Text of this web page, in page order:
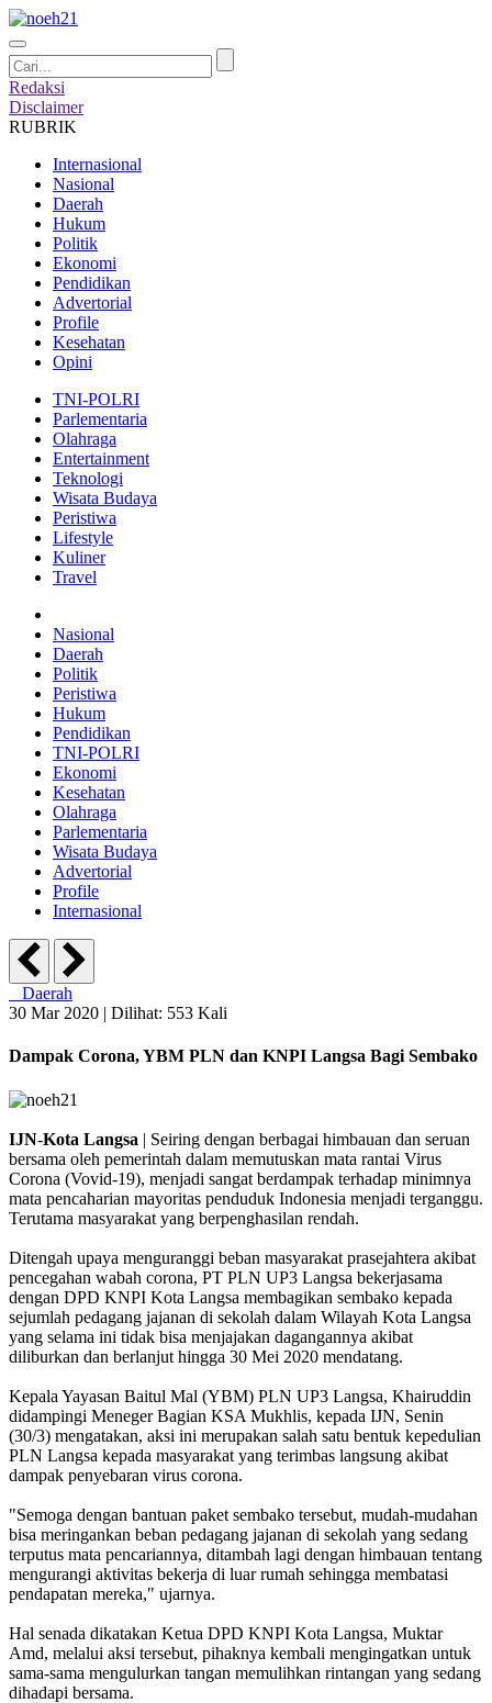
Redaksi
Disclaimer
RUBRIK
Internasional
Nasional
Daerah
Hukum
Politik
Ekonomi
Pendidikan
Advertorial
Profile
Kesehatan
Opini
TNI-POLRI
Parlementaria
Olahraga
Entertainment
Teknologi
Wisata Budaya
Peristiwa
Lifestyle
Kuliner
Travel
Nasional
Daerah
Politik
Peristiwa
Hukum
Pendidikan
TNI-POLRI
Ekonomi
Kesehatan
Olahraga
Parlementaria
Wisata Budaya
Advertorial
Profile
Internasional
Daerah
30 Mar 2020 | Dilihat: 553 Kali
Dampak Corona, YBM PLN dan KNPI Langsa Bagi Sembako
IJN-Kota Langsa | Seiring dengan berbagai himbauan dan seruan
bersama oleh pemerintah dalam memutuskan mata rantai Virus
Corona (Vovid-19), menjadi sangat berdampak terhadap minimnya
mata pencaharian mayoritas penduduk Indonesia menjadi terganggu.
Terutama masyarakat yang berpenghasilan rendah.
Ditengah upaya menguranggi beban masyarakat prasejahtera akibat
pencegahan wabah corona, PT PLN UP3 Langsa bekerjasama
dengan DPD KNPI Kota Langsa membagikan sembako kepada
sejumlah pedagang jajanan di sekolah dalam Wilayah Kota Langsa
yang selama ini tidak bisa menjajakan dagangannya akibat
diliburkan dan berlanjut hingga 30 Mei 2020 mendatang.
Kepala Yayasan Baitul Mal (YBM) PLN UP3 Langsa, Khairuddin
didampingi Meneger Bagian KSA Mukhlis, kepada IJN, Senin
(30/3) mengatakan, aksi ini merupakan salah satu bentuk kepedulian
PLN Langsa kepada masyarakat yang terimbas langsung akibat
dampak penyebaran virus corona.
"Semoga dengan bantuan paket sembako tersebut, mudah-mudahan
bisa meringankan beban pedagang jajanan di sekolah yang sedang
terputus mata pencariannya, ditambah lagi dengan himbauan tentang
mengurangi aktivitas bekerja di luar rumah sehingga membatasi
pendapatan mereka," ujarnya.
Hal senada dikatakan Ketua DPD KNPI Kota Langsa, Muktar
Amd, melalui aksi tersebut, pihaknya kembali mengingatkan untuk
sama-sama mengulurkan tangan memulihkan rintangan yang sedang
dihadapi bersama.